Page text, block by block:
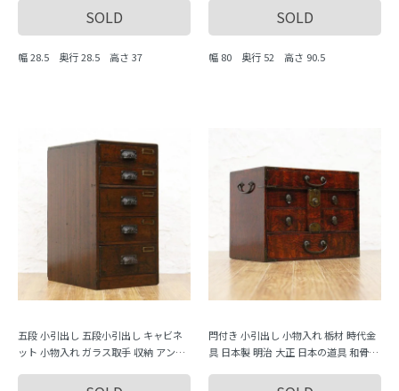
SOLD
幅 28.5 奥行 28.5 高さ 37
SOLD
幅 80 奥行 52 高さ 90.5
五段 小引出し 五段小引出し キャビネ
ット 小物入れ ガラス取手 収納 アンテ
閂付き 小引出し 小物入れ 栃材 時代金
具 日本製 明治 大正 日本の道具 和骨董